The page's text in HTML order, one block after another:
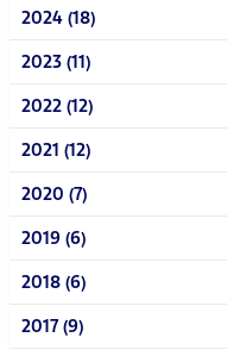
2024 (18)
2023 (11)
2022 (12)
2021 (12)
2020 (7)
2019 (6)
2018 (6)
2017 (9)